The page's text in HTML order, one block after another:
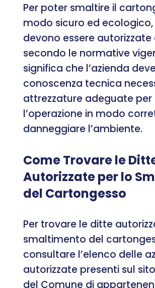
Per poter smaltire il
modo sicuro ed
devono essere
secondo le normative
significa che l’azienda
conoscenza tecnica
attrezzature adeguate per
l’operazione in modo
danneggiare l’ambiente.
Come Trovare le
Autorizzate per lo
del Cartongesso
Per trovare le ditte
smaltimento del
consultare l’elenco delle
autorizzate presenti sul sito
del Comune di